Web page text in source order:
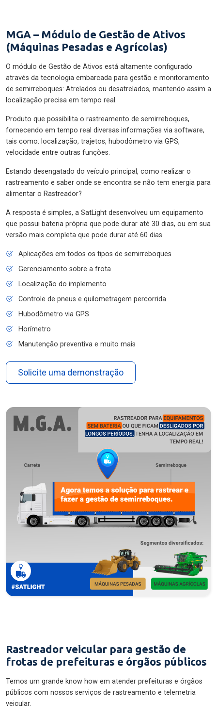
MGA – Módulo de Gestão de Ativos
(Máquinas Pesadas e Agrícolas)
O módulo de Gestão de Ativos está altamente configurado
através da tecnologia embarcada para gestão e monitoramento
de semirreboques: Atrelados ou desatrelados, mantendo assim a
localização precisa em tempo real.
Produto que possibilita o rastreamento de semirreboques,
fornecendo em tempo real diversas informações via software,
tais como: localização, trajetos, hubodômetro via GPS,
velocidade entre outras funções.
Estando desengatado do veículo principal, como realizar o
rastreamento e saber onde se encontra se não tem energia para
alimentar o Rastreador?
A resposta é simples, a SatLight desenvolveu um equipamento
que possui bateria própria que pode durar até 30 dias, ou em sua
versão mais completa que pode durar até 60 dias.
Aplicações em todos os tipos de semirreboques
Gerenciamento sobre a frota
Localização do implemento
Controle de pneus e quilometragem percorrida
Hubodômetro via GPS
Horímetro
Manutenção preventiva e muito mais
Solicite uma demonstração
Rastreador veicular para gestão de
frotas de prefeituras e órgãos públicos
Temos um grande know how em atender prefeituras e órgãos
públicos com nossos serviços de rastreamento e telemetria
veicular.